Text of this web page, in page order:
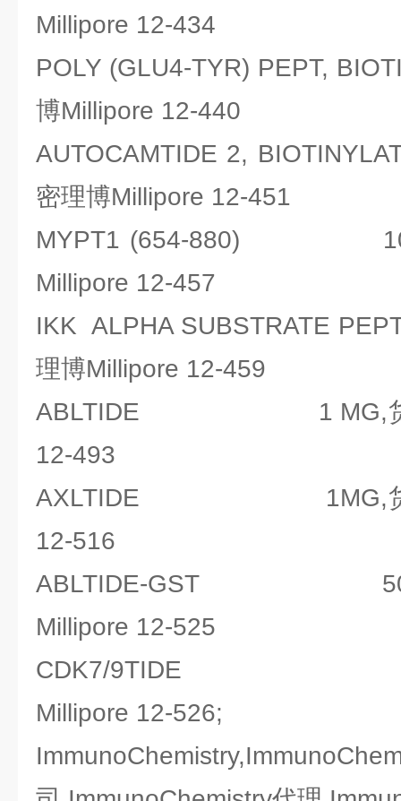
Millipore 12-434
POLY (GLU4-TYR) PEPT,
博Millipore 12-440
AUTOCAMTIDE 2,
密理博Millipore 12-451
MYPT1 (654-880)
Millipore 12-457
IKK ALPHA SUBSTRATE
理博Millipore 12-459
ABLTIDE 1 MG,货号
12-493
AXLTIDE 1MG,货号
12-516
ABLTIDE-GST
Millipore 12-525
CDK7/9TIDE 1MG,
Millipore 12-526;